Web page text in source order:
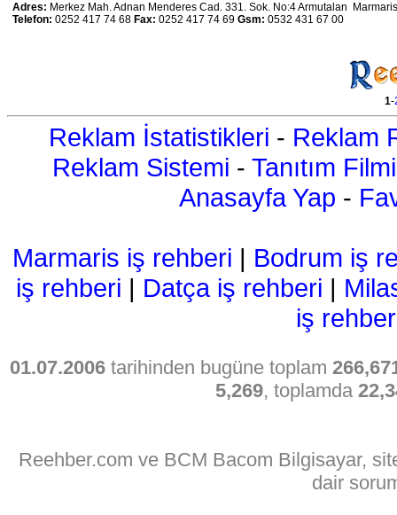
Adres: Merkez Mah. Adnan Menderes Cad. 331. Sok. No:4 Armutalan
Telefon: 0252 417 74 68 Fax: 0252 417 74 69 Gsm: 0532 431 67 00
1-
Reklam İstatistikleri - Reklam
Reklam Sistemi - Tanıtım Filmi
Anasayfa Yap -
Marmaris iş rehberi | Bodrum iş
iş rehberi | Datça iş rehberi |
iş
01.07.2006 tarihinden bugüne toplam
5,269, toplamda
Reehber.com ve BCM Bacom Bilgisayar,
dair